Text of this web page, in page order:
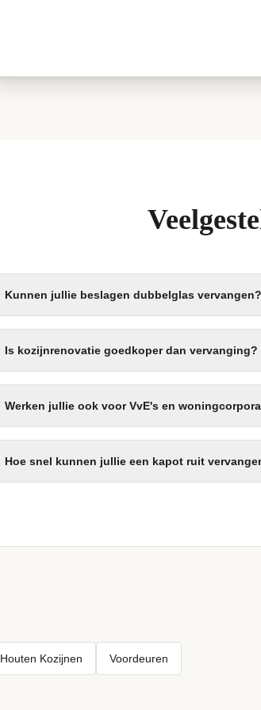
Kunnen jullie beslagen dubbelglas vervangen?
Is kozijnrenovatie goedkoper dan vervanging?
Werken jullie ook voor VvE's en
Hoe snel kunnen jullie een kapot ruit
Houten Kozijnen Voordeuren